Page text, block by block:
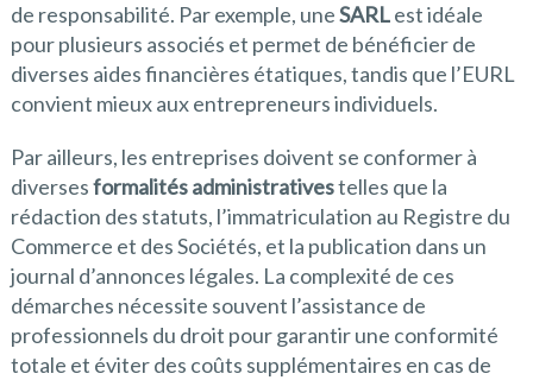
de responsabilité. Par exemple, uneSARLest idéale
pour plusieurs associés et permet de bénéficier de
diverses aides financières étatiques, tandis que l’EURL
convient mieux aux entrepreneurs individuels.
Par ailleurs, les entreprises doivent se conformer à
diversesformalités administrativestelles que la
rédaction des statuts, l’immatriculation au Registre du
Commerce et des Sociétés, et la publication dans un
journal d’annonces légales. La complexité de ces
démarches nécessite souvent l’assistance de
professionnels du droit pour garantir une conformité
totale et éviter des coûts supplémentaires en cas de